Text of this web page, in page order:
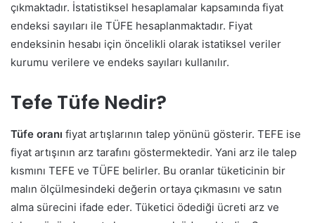
çıkmaktadır. İstatistiksel hesaplamalar kapsamında fiyat
endeksi sayıları ile TÜFE hesaplanmaktadır. Fiyat
endeksinin hesabı için öncelikli olarak istatiksel veriler
kurumu verilere ve endeks sayıları kullanılır.
Tefe Tüfe Nedir?
Tüfe oranı fiyat artışlarının talep yönünü gösterir. TEFE ise
fiyat artışının arz tarafını göstermektedir. Yani arz ile talep
kısmını TEFE ve TÜFE belirler. Bu oranlar tüketicinin bir
malın ölçülmesindeki değerin ortaya çıkmasını ve satın
alma sürecini ifade eder. Tüketici ödediği ücreti arz ve